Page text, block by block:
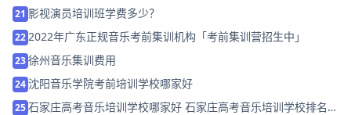
21 影视演员培训班学费多少？
222022年广东正规音乐考前集训机构「考前集训营招生中」
23徐州音乐集训费用
24沈阳音乐学院考前培训学校哪家好
25石家庄高考音乐培训学校哪家好 石家庄高考音乐培训学校排名